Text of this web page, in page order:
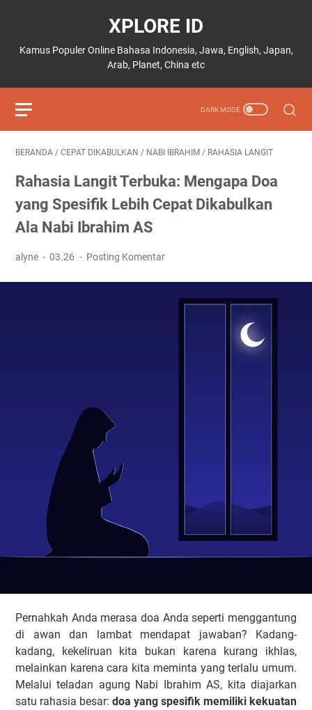
XPLORE ID
Kamus Populer Online Bahasa Indonesia, Jawa, English, Japan,
Arab, Planet, China etc
BERANDA / CEPAT DIKABULKAN / NABI IBRAHIM / RAHASIA LANGIT
Rahasia Langit Terbuka: Mengapa Doa
yang Spesifik Lebih Cepat Dikabulkan
Ala Nabi Ibrahim AS
alyne 03.26 Posting Komentar
Pernahkah Anda merasa doa Anda seperti menggantung
di awan dan lambat mendapat jawaban? Kadang-
kadang, kekeliruan kita bukan karena kurang ikhlas,
melainkan karena cara kita meminta yang terlalu umum.
Melalui teladan agung Nabi Ibrahim AS, kita diajarkan
satu rahasia besar: doa yang spesifik memiliki kekuatan